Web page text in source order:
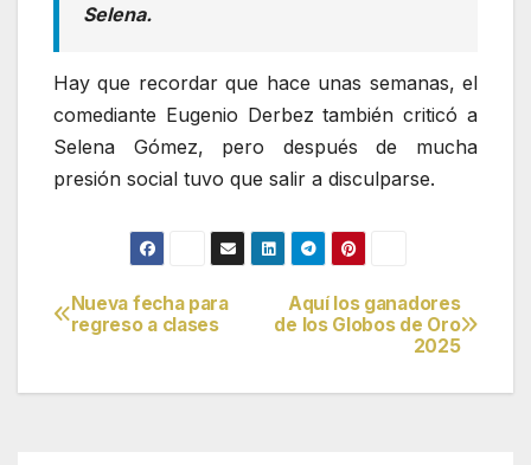
Selena.
Hay que recordar que hace unas semanas, el
comediante Eugenio Derbez también criticó a
Selena Gómez, pero después de mucha
presión social tuvo que salir a disculparse.
Navegación
Aquí los ganadores
de los Globos de Oro
2025
Nueva fecha para
regreso a clases